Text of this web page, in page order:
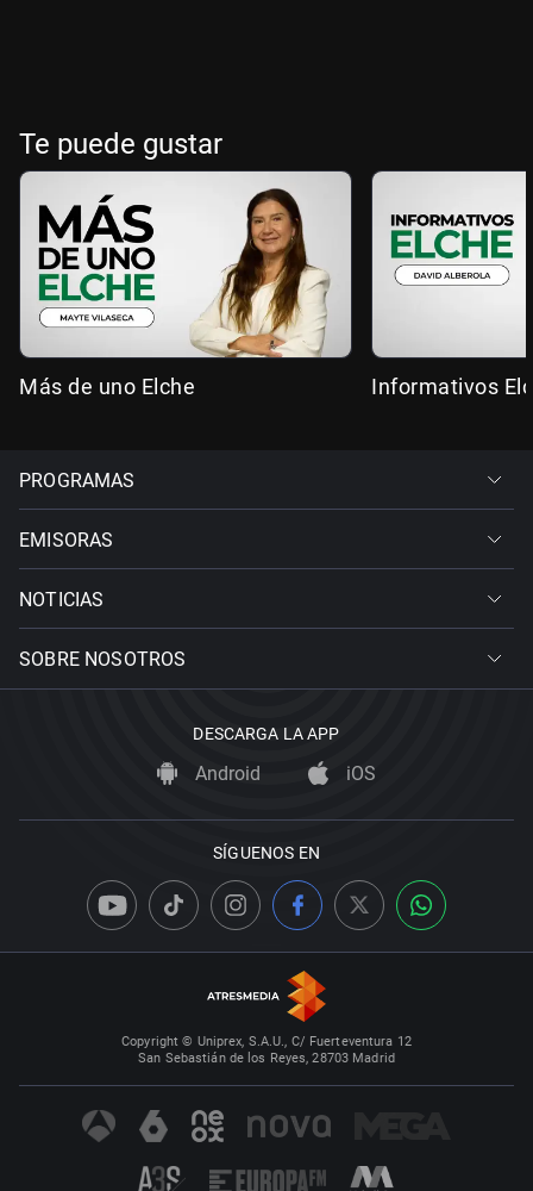
Te puede gustar
Más de uno Elche Informativos
PROGRAMAS
EMISORAS
NOTICIAS
SOBRE NOSOTROS
DESCARGA LA APP
Android iOS
SÍGUENOS EN
Copyright © Uniprex, S.A.U., C/ Fuerteventura 12
San Sebastián de los Reyes, 28703 Madrid